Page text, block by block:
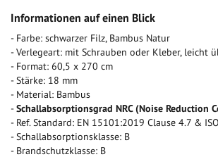
Informationen auf einen Blick
- Farbe: schwarzer Filz, Bambus Natur
- Verlegeart: mit Schrauben oder Kleber, leicht
- Format: 60,5 x 270 cm
- Stärke: 18 mm
- Material: Bambus
-Schallabsorptionsgrad NRC (Noise Reduction
- Ref. Standard: EN 15101:2019 Clause 4.7 &
- Schallabsorptionsklasse: B
- Brandschutzklasse: B